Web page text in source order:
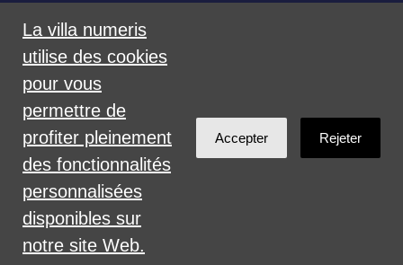
Créé avec
La villa numeris
utilise des cookies
pour vous
permettre de
profiter pleinement
des fonctionnalités
personnalisées
disponibles sur
notre site Web.
Accepter Rejeter